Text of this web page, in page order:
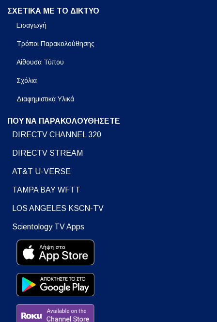
ΣΧΕΤΙΚΑ ΜΕ ΤΟ ΔΙΚΤΥΟ
Εισαγωγή
Τρόποι Παρακολούθησης
Αίθουσα Τύπου
Σχόλια
Διαφημιστικά Υλικά
ΠΟΥ ΝΑ ΠΑΡΑΚΟΛΟΥΘΗΣΕΤΕ
DIRECTV CHANNEL 320
DIRECTV STREAM
AT&T U-VERSE
TAMPA BAY WFTT
LOS ANGELES KSCN-TV
Scientology TV Apps